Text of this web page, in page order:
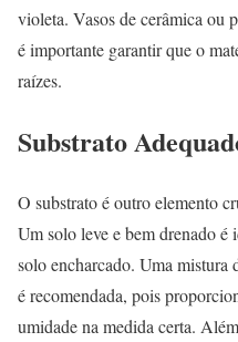
violeta. Vasos de cerâmica ou
é importante garantir que o
raízes.
Substrato
O substrato é outro elemento
Um solo leve e bem drenado é
solo encharcado. Uma mistura
é recomendada, pois
umidade na medida certa.